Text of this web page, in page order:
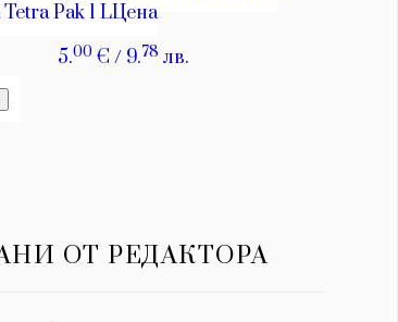
ОТ РЕДАКТОРА